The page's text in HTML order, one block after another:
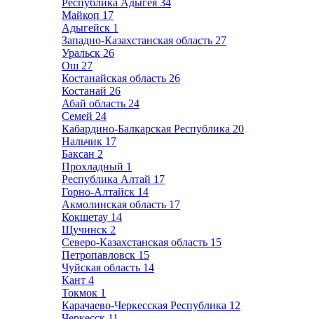
Республика Адыгея 34
Майкоп 17
Адыгейск 1
Западно-Казахстанская область 27
Уральск 26
Ош 27
Костанайская область 26
Костанай 26
Абай область 24
Семей 24
Кабардино-Балкарская Республика 20
Нальчик 17
Баксан 2
Прохладный 1
Республика Алтай 17
Горно-Алтайск 14
Акмолинская область 17
Кокшетау 14
Щучинск 2
Северо-Казахстанская область 15
Петропавловск 15
Чуйская область 14
Кант 4
Токмок 1
Карачаево-Черкесская Республика 12